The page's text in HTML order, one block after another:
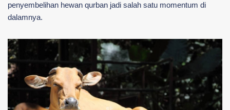
penyembelihan hewan qurban jadi salah satu momentum di
dalamnya.